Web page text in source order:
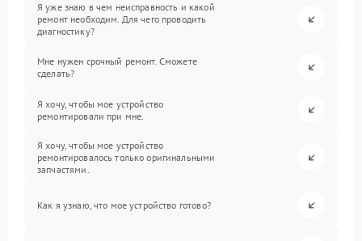
Я уже знаю в чем неисправность и какой
ремонт необходим. Для чего проводить
диагностику?
Мне нужен срочный ремонт. Сможете
сделать?
Я хочу, чтобы мое устройство
ремонтировали при мне.
Я хочу, чтобы мое устройство
ремонтировалось только оригинальными
запчастями.
Как я узнаю, что мое устройство готово?